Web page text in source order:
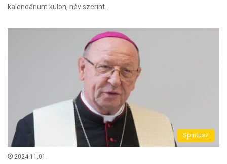
kalendárium külön, név szerint…
Spiritusz
2024.11.01.